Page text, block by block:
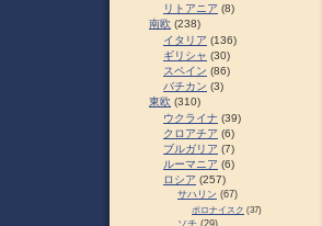
リトアニア (8)
南欧 (238)
イタリア (136)
ギリシャ (30)
スペイン (86)
バチカン (3)
東欧 (310)
ウクライナ (39)
クロアチア (6)
ブルガリア (7)
ルーマニア (6)
ロシア (257)
サハリン (67)
ポロナイスク (37)
ソチ (29)